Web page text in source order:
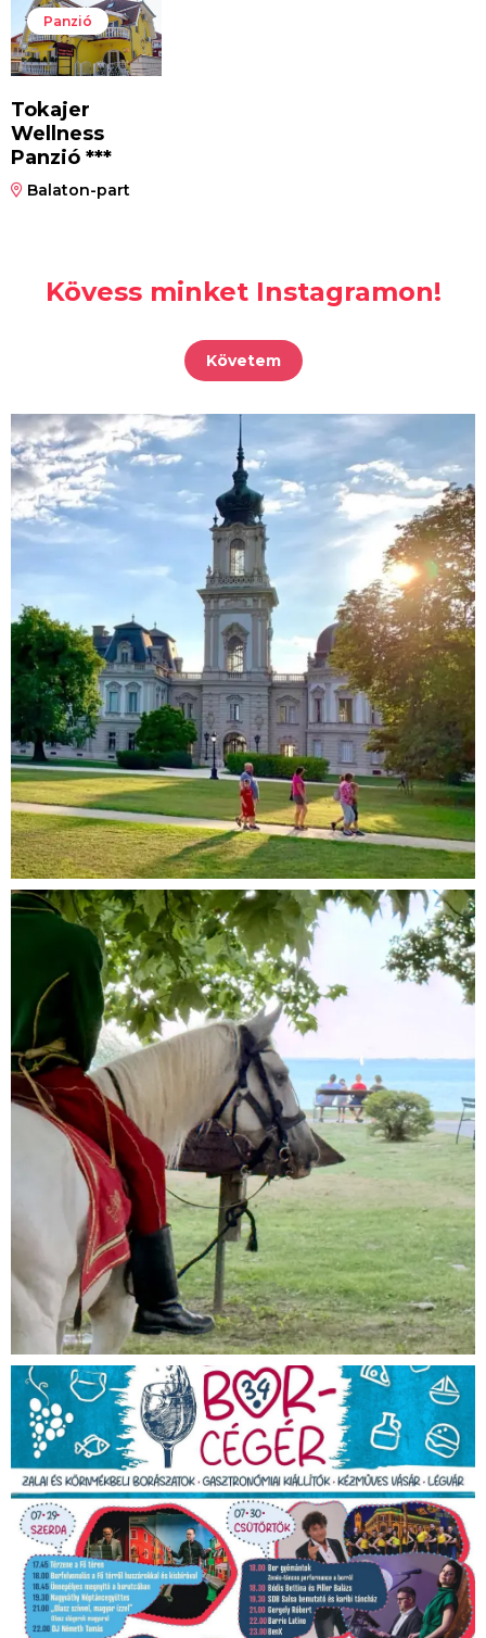
Panzió
Tokajer
Wellness
Panzió ***
Balaton-part
Kövess minket Instagramon!
Követem